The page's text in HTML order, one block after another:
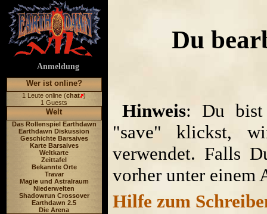
Anmeldung
Wer ist online?
1 Leute online (chat )
1 Guests
Welt
Das Rollenspiel Earthdawn
Earthdawn Diskussion
Geschichte Barsaives
Karte Barsaives
Weltkarte
Zeittafel
Bekannte Orte
Travar
Magie und Astralraum
Niederwelten
Shadowrun Crossover
Earthdawn 2.5
Die Arena
Du
Hinweis: Du bist
"save" klickst,
verwendet. Falls
vorher unter einem
Hilfe zum